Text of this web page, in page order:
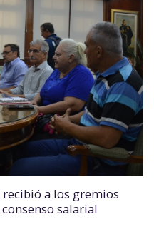
a los gremios
salarial